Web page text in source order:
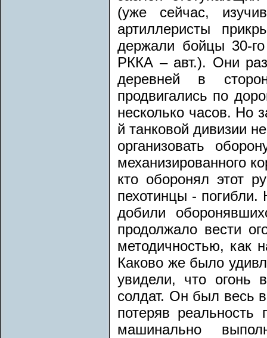
(уже сейчас,
артиллеристы
держали бойцы 30-го
РККА – авт.). Они
деревней в
продвигались по
несколько часов. Но
й танковой дивизии
организовать
механизированного
кто оборонял этот
пехотинцы -
добили
продолжало вести
методичностью, как
Каково же было
увидели, что огонь
солдат. Он был весь
потеряв реальность
машинально